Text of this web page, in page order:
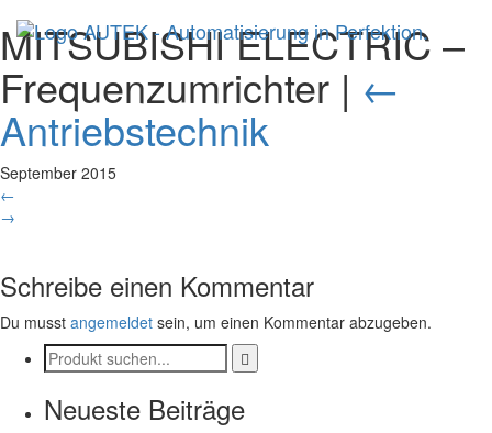
MITSUBISHI ELECTRIC –
Frequenzumrichter | ←
Antriebstechnik
September 2015
←
→
Schreibe einen Kommentar
Du musst angemeldet sein, um einen Kommentar abzugeben.
Neueste Beiträge